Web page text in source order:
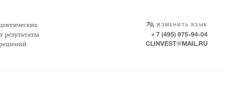
результаты
ИЗМЕНИТЬ ЯЗЫК
SELECT LANGUAGE
+ 7 (495) 975-94-04
CLINVEST@MAIL.RU